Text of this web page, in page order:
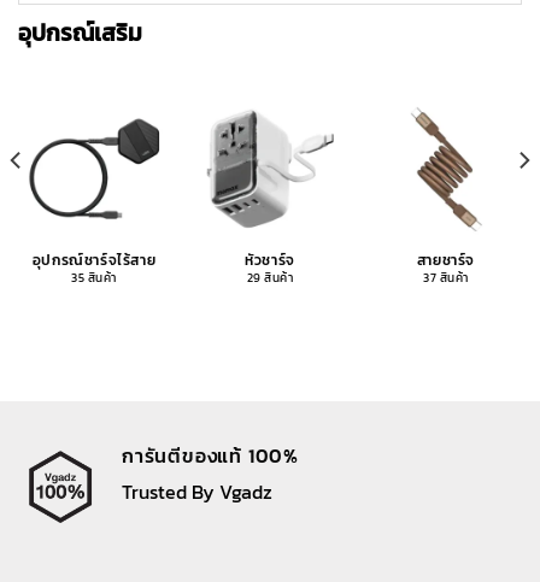
อุปกรณ์เสริม
อุปกรณ์ชาร์จไร้สาย
35 สินค้า
หัวชาร์จ
29 สินค้า
สายชาร์จ
37 สินค้า
การันตีของแท้ 100%
Trusted By Vgadz